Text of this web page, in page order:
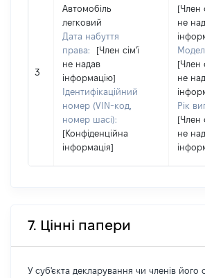
3
Автомобіль
легковий
Дата набуття
права:
[Член сім'ї
не надав
інформацію]
Ідентифікаційний
номер (VIN-код,
номер шасі):
[Конфіденційна
інформація]
[Член
не
[Член
не
Рік
[Член
не
7. Цінні папери
У суб'єкта декларування чи членів його